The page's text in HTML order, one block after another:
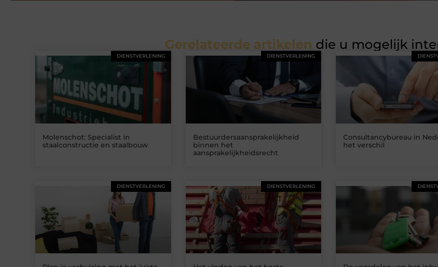
Gerelateerde artikelen die u mogelijk
DIENSTVERLENING
Molenschot: Specialist in
staalconstructie en staalbouw
DIENSTVERLENING
Bestuurdersaansprakelijkheid
binnen het
aansprakelijkheidsrecht
Consultancybureau in
het verschil
DIENSTVERLENING DIENSTVERLENING